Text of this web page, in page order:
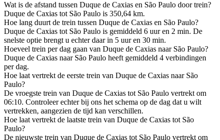
Wat is de afstand tussen Duque de Caxias en São Paulo door trein?
Duque de Caxias tot São Paulo is 350,64 km.
Hoe lang duurt de trein tussen Duque de Caxias en São Paulo?
Duque de Caxias tot São Paulo is gemiddeld 6 uur en 2 min. De
snelste optie brengt u echter daar in 5 uur en 30 min.
Hoeveel trein per dag gaan van Duque de Caxias naar São Paulo?
Duque de Caxias naar São Paulo heeft gemiddeld 4 verbindingen
per dag.
Hoe laat vertrekt de eerste trein van Duque de Caxias naar São
Paulo?
De vroegste trein van Duque de Caxias tot São Paulo vertrekt om
06:10. Controleer echter bij ons het schema op de dag dat u wilt
vertrekken, aangezien de tijd kan verschillen.
Hoe laat vertrekt de laatste trein van Duque de Caxias tot São
Paulo?
De nieuwste trein van Duque de Caxias tot São Paulo vertrekt om